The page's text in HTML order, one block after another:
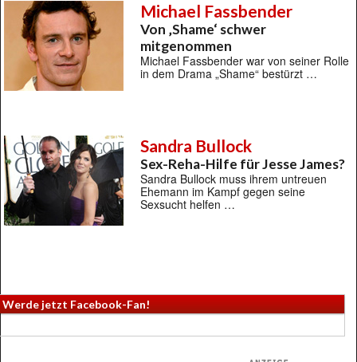
Michael Fassbender
Von ‚Shame‘ schwer
mitgenommen
Michael Fassbender war von seiner Rolle
in dem Drama „Shame“ bestürzt …
Sandra Bullock
Sex-Reha-Hilfe für Jesse James?
Sandra Bullock muss ihrem untreuen
Ehemann im Kampf gegen seine
Sexsucht helfen …
Werde jetzt Facebook-Fan!